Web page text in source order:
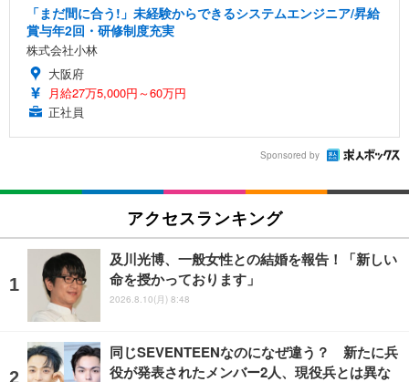
「まだ間に合う!」未経験からできるシステムエンジニア/昇給
賞与年2回・研修制度充実
株式会社小林
大阪府
月給27万5,000円～60万円
正社員
Sponsored by
アクセスランキング
及川光博、一般女性との結婚を報告！「新しい
命を授かっております」
2026.8.10(月) 8:48
同じSEVENTEENなのになぜ違う？ 新たに兵
役が発表されたメンバー2人、現役兵とは異な